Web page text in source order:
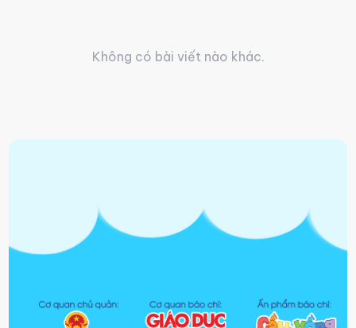
Không có bài viết nào khác.